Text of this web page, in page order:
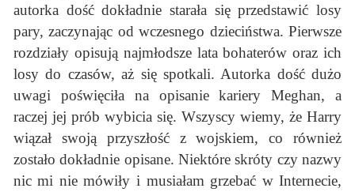
autorka dość dokładnie starała się przedstawić losy
pary, zaczynając od wczesnego dzieciństwa. Pierwsze
rozdziały opisują najmłodsze lata bohaterów oraz ich
losy do czasów, aż się spotkali. Autorka dość dużo
uwagi poświęciła na opisanie kariery Meghan, a
raczej jej prób wybicia się. Wszyscy wiemy, że Harry
wiązał swoją przyszłość z wojskiem, co również
zostało dokładnie opisane. Niektóre skróty czy nazwy
nic mi nie mówiły i musiałam grzebać w Internecie,